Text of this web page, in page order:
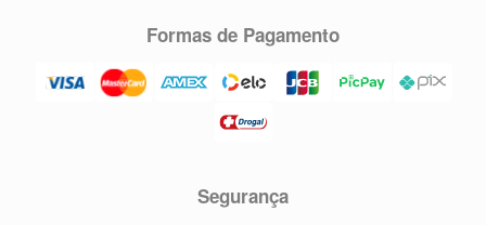
Formas de Pagamento
Segurança